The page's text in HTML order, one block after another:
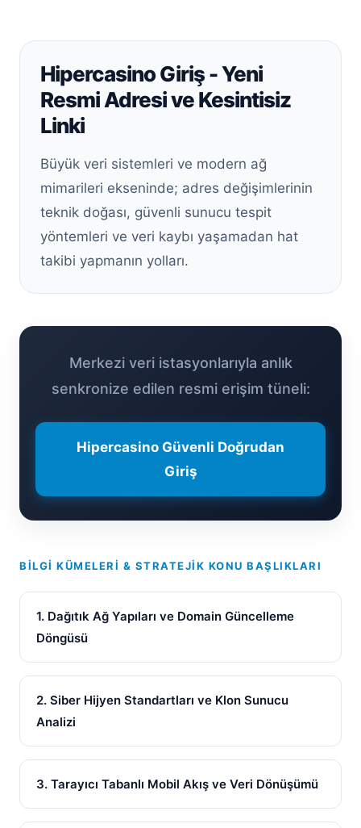
Hipercasino Giriş - Yeni
Resmi Adresi ve Kesintisiz
Linki
Büyük veri sistemleri ve modern ağ
mimarileri ekseninde; adres değişimlerinin
teknik doğası, güvenli sunucu tespit
yöntemleri ve veri kaybı yaşamadan hat
takibi yapmanın yolları.
Merkezi veri istasyonlarıyla anlık
senkronize edilen resmi erişim tüneli:
Hipercasino Güvenli Doğrudan
Giriş
BILGI KÜMELERI & STRATEJIK KONU BAŞLIKLARI
1. Dağıtık Ağ Yapıları ve Domain Güncelleme
Döngüsü
2. Siber Hijyen Standartları ve Klon Sunucu
Analizi
3. Tarayıcı Tabanlı Mobil Akış ve Veri Dönüşümü